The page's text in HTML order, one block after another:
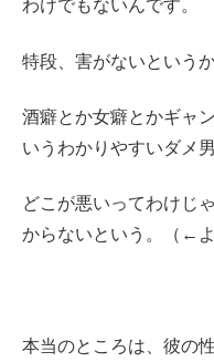
わけでもないんです。
特段、害がないというか
酒癖とか女癖とかギャ
いうわかりやすいダメ
どこが悪いってわけじ
からないという。（←よ
本当のところは、彼の